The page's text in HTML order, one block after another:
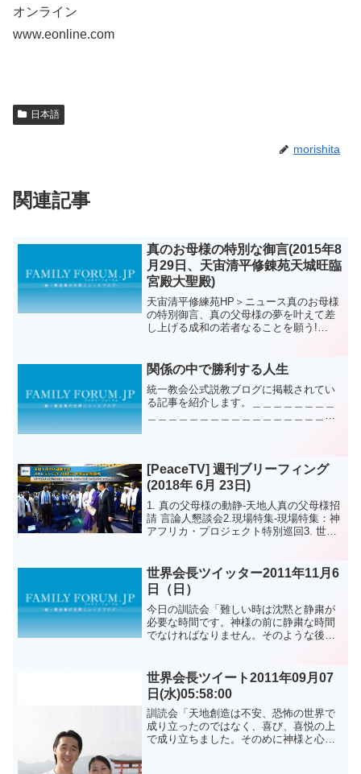
オンライン
www.eonline.com
日本語
morishita
関連記事
真のお母様の特別な御言(2015年8
月29日、天宙清平修錬苑天城旺臨
宮殿大聖殿)
天宙清平修練苑HP＞ニュース真のお母様
の特別御言、真の父母様の夢を叶えて差
し上げる成和の若者なることを願う!
た。文鮮明天地人真の父母様、天宙聖和3
周年を記念する...
関係の中で勝利する人生
統一教会公式説教ブログに掲載されてい
る記事を紹介します。＿＿＿＿＿＿＿＿
きなければなりません。と...
[PeaceTV] 週刊ブリーフィング
(2018年 6月 23日)
1. 真の父母様の動静-天地人真の父母様招
請 言論人懇談会2.現場特集-現場特集：神
アフリカ・プロジェクト特別巡回3. 世界
ッド、プラニ・フィンク家庭、神氏族メ
シ...
世界会長ツイッター2011年11月6
日（日）
今日の訓読会「難しい時は沈黙と静粛が
必要な時間です。神様の前に静粛な時間
でなければなりません。そのような後に
事も悪い事もみ旨を中心として考えなけ
ればなりません（1）」そ...
世界会長ツイート2011年09月07
日(水)05:58:00
訓読会「天地創造は不安、恐怖の世界で
成り立ったのではなく、喜び、喜悦の上
で成り立ちました。そのめに神様と心情